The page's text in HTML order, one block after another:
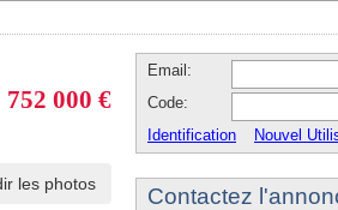
752 000 €
les photos
Email:
Code:
Identification
Nouvel
Contactez